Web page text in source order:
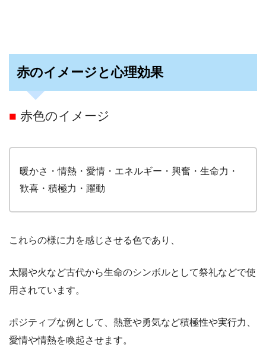
赤のイメージと心理効果
■ 赤色のイメージ
暖かさ・情熱・愛情・エネルギー・興奮・生命力・
歓喜・積極力・躍動
これらの様に力を感じさせる色であり、
太陽や火など古代から生命のシンボルとして祭礼などで使
用されています。
ポジティブな例として、熱意や勇気など積極性や実行力、
愛情や情熱を喚起させます。